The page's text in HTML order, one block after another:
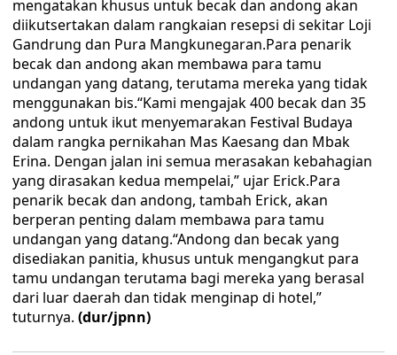
mengatakan khusus untuk becak dan andong akan
diikutsertakan dalam rangkaian resepsi di sekitar Loji
Gandrung dan Pura Mangkunegaran.Para penarik
becak dan andong akan membawa para tamu
undangan yang datang, terutama mereka yang tidak
menggunakan bis.“Kami mengajak 400 becak dan 35
andong untuk ikut menyemarakan Festival Budaya
dalam rangka pernikahan Mas Kaesang dan Mbak
Erina. Dengan jalan ini semua merasakan kebahagian
yang dirasakan kedua mempelai,” ujar Erick.Para
penarik becak dan andong, tambah Erick, akan
berperan penting dalam membawa para tamu
undangan yang datang.“Andong dan becak yang
disediakan panitia, khusus untuk mengangkut para
tamu undangan terutama bagi mereka yang berasal
dari luar daerah dan tidak menginap di hotel,”
tuturnya. (dur/jpnn)